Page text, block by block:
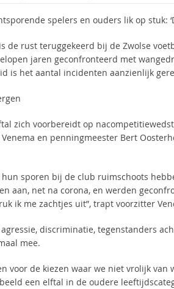
spelers en ouders lik op stuk:
de rust teruggekeerd bij de Zwolse
jaren geconfronteerd met
is het aantal incidenten aanzienlijk
zich voorbereidt op
en penningmeester Bert
hun sporen bij de club ruimschoots
aan, net na corona, en werden
ik me zachtjes uit”, trapt voorzitter
discriminatie, tegenstanders
mee.
voor de kiezen waar we niet vrolijk van
een elftal in de oudere